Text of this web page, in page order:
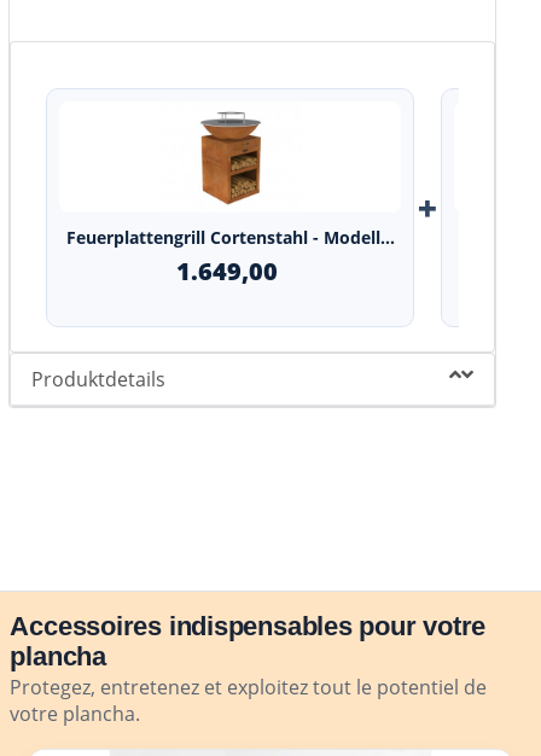
Feuerplattengrill Cortenstahl - Modell...
1.649,00
+
Produktdetails
Accessoires indispensables pour votre
plancha
Protegez, entretenez et exploitez tout le potentiel de
votre plancha.